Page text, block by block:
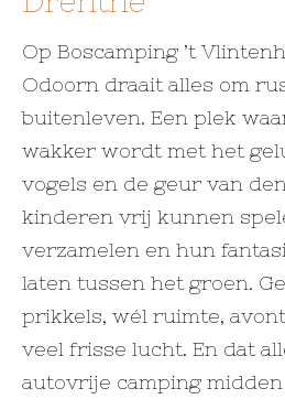
Op Boscamping ’t
Odoorn draait alles om
buitenleven. Een plek
wakker wordt met het
vogels en de geur van
kinderen vrij kunnen
verzamelen en hun
laten tussen het groen.
prikkels, wél ruimte,
veel frisse lucht. En dat
autovrije camping